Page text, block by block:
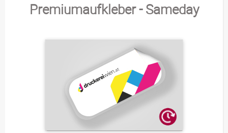
Premiumaufkleber - Sameday